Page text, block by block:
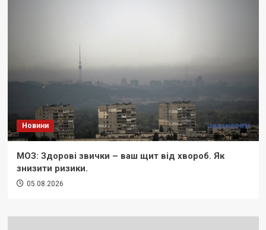
Новини
МОЗ: Здорові звички – ваш щит від хвороб. Як
знизити ризики.
05.08.2026